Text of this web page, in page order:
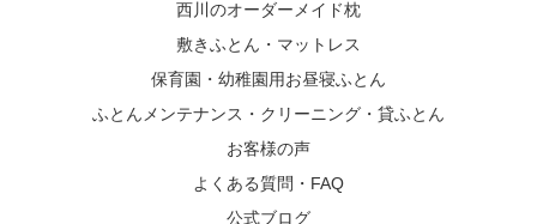
西川のオーダーメイド枕
敷きふとん・マットレス
保育園・幼稚園用お昼寝ふとん
ふとんメンテナンス・クリーニング・貸ふとん
お客様の声
よくある質問・FAQ
公式ブログ